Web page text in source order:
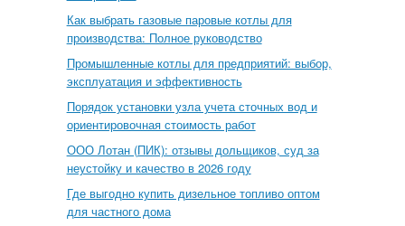
Как выбрать газовые паровые котлы для
производства: Полное руководство
Промышленные котлы для предприятий: выбор,
эксплуатация и эффективность
Порядок установки узла учета сточных вод и
ориентировочная стоимость работ
ООО Лотан (ПИК): отзывы дольщиков, суд за
неустойку и качество в 2026 году
Где выгодно купить дизельное топливо оптом
для частного дома